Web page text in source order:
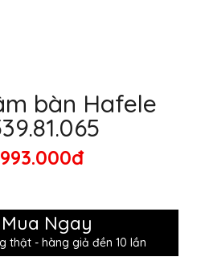
bàn Hafele
Mua Ngay
thật - hàng giả đền 10 lần